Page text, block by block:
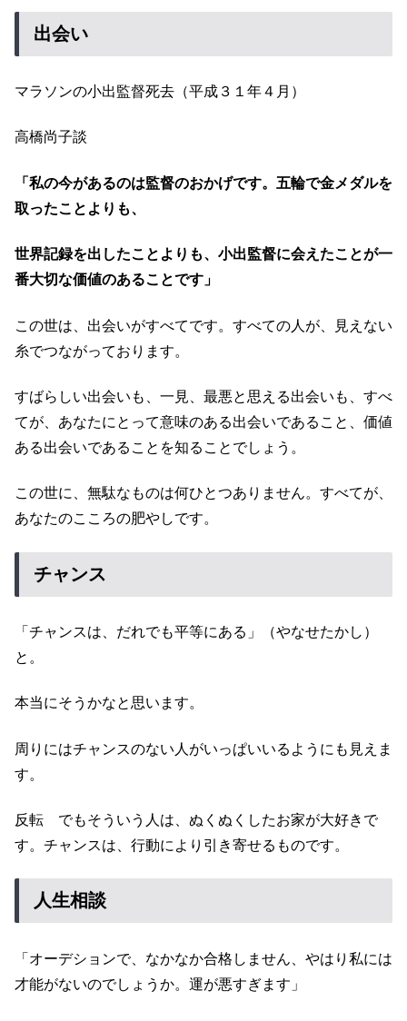
出会い
マラソンの小出監督死去（平成３１年４月）
高橋尚子談
「私の今があるのは監督のおかげです。五輪で金メダルを
取ったことよりも、
世界記録を出したことよりも、小出監督に会えたことが一
番大切な価値のあることです」
この世は、出会いがすべてです。すべての人が、見えない
糸でつながっております。
すばらしい出会いも、一見、最悪と思える出会いも、すべ
てが、あなたにとって意味のある出会いであること、価値
ある出会いであることを知ることでしょう。
この世に、無駄なものは何ひとつありません。すべてが、
あなたのこころの肥やしです。
チャンス
「チャンスは、だれでも平等にある」（やなせたかし）
と。
本当にそうかなと思います。
周りにはチャンスのない人がいっぱいいるようにも見えま
す。
反転 でもそういう人は、ぬくぬくしたお家が大好きで
す。チャンスは、行動により引き寄せるものです。
人生相談
「オーデションで、なかなか合格しません、やはり私には
才能がないのでしょうか。運が悪すぎます」